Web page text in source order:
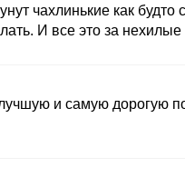
чахлинькие как
И все это за нехилые
и самую дорогую